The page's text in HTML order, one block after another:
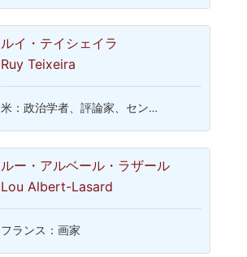
ルイ・テイシェイラ
Ruy Teixeira
米：政治学者、評論家、セン…
ルー・アルベール・ラザール
Lou Albert-Lasard
フランス：画家